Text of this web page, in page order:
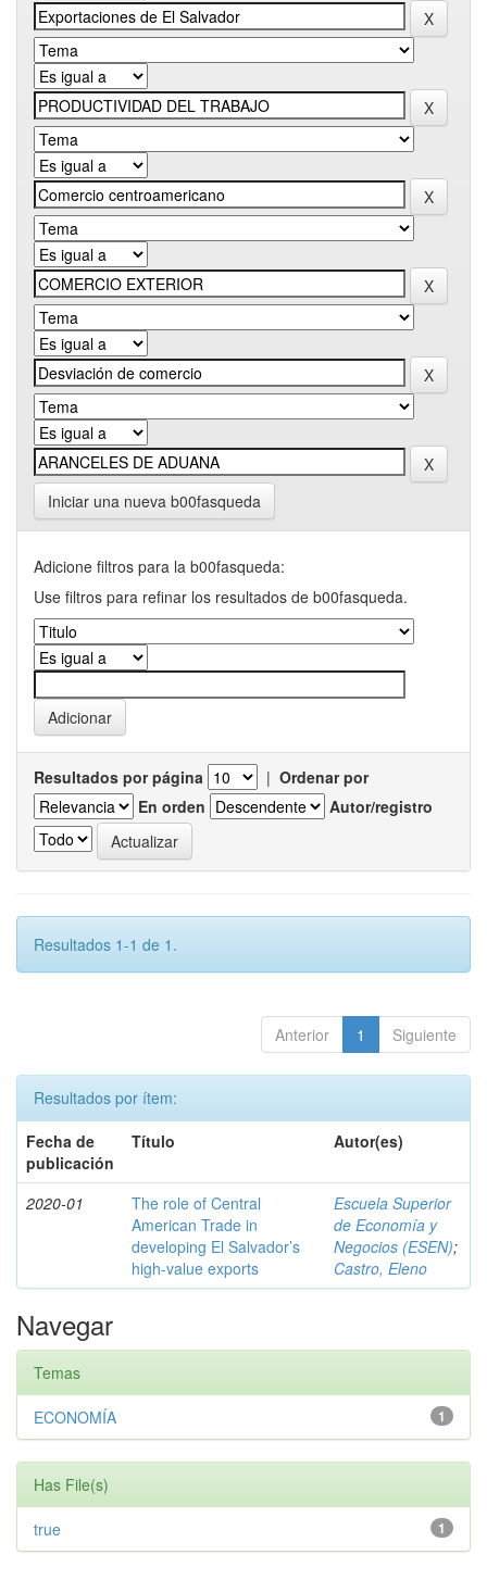
Iniciar una nueva b00fasqueda
Adicione filtros para la b00fasqueda:
Use filtros para refinar los resultados de b00fasqueda.
Resultados por página | Ordenar por
En orden
Autor/registro
Resultados 1-1 de 1.
Anterior 1 Siguiente
Resultados por ítem:
Fecha de
publicación
Título Autor(es)
2020-01
The role of Central
American Trade in
developing El Salvador’s
high-value exports
Escuela Superior
de Economía y
Negocios (ESEN);
Castro, Eleno
Navegar
Temas
1
ECONOMÍA
Has File(s)
1
true